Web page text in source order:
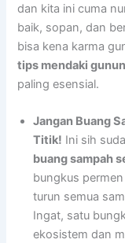
dan kita ini cuma
baik, sopan, dan
bisa kena karma
tips mendaki
paling esensial.
Jangan Buang
Titik! Ini sih
buang sampah
bungkus
turun semua
Ingat, satu
ekosistem dan